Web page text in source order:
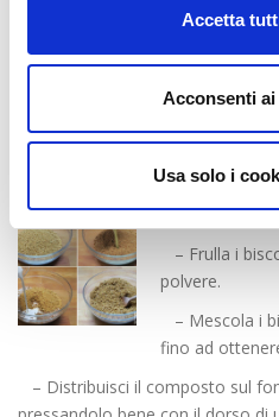
Accetta
Acconsenti
Usa solo i
400 g di formaggio
200 ml di panna fresca
300 g di more fresche
Succo di mezzo limone
preparazione:
1.
– Frulla i
polvere.
– Mescola i
fino ad
– Distribuisci il composto sul